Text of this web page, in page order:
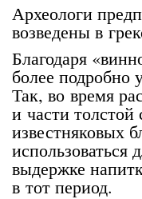
Археологи
возведены в
Благодаря
более подробно
Так, во время
и части
известняковых
выдержке
в тот период.